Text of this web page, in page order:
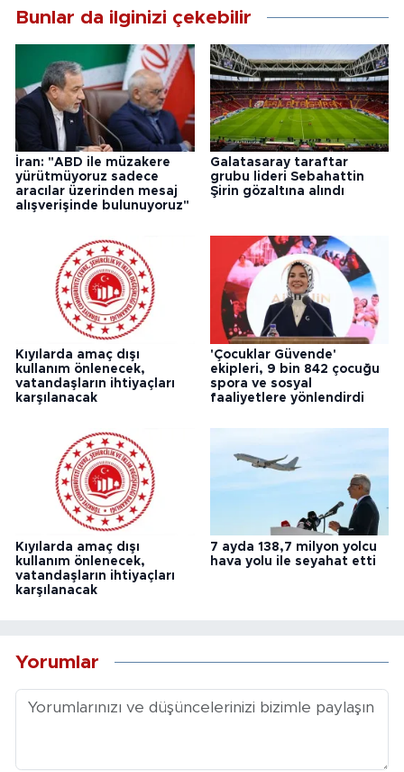
Bunlar da ilginizi çekebilir
İran: "ABD ile müzakere
yürütmüyoruz sadece
aracılar üzerinden mesaj
alışverişinde bulunuyoruz"
Galatasaray taraftar
grubu lideri Sebahattin
Şirin gözaltına alındı
Kıyılarda amaç dışı
kullanım önlenecek,
vatandaşların ihtiyaçları
karşılanacak
'Çocuklar Güvende'
ekipleri, 9 bin 842 çocuğu
spora ve sosyal
faaliyetlere yönlendirdi
Kıyılarda amaç dışı
kullanım önlenecek,
vatandaşların ihtiyaçları
karşılanacak
7 ayda 138,7 milyon yolcu
hava yolu ile seyahat etti
Yorumlar